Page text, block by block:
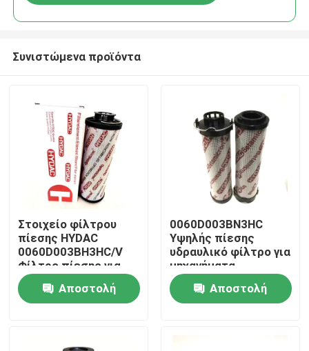
Συνιστώμενα προϊόντα
Στοιχείο φίλτρου
πίεσης HYDAC
0060D003BH3HC/V
Φίλτρο πίεσης για
υδραυλικό σταθμό
Αποστολή
0060D003BN3HC
Υψηλής πίεσης
υδραυλικό φίλτρο για
μηχανήματα
κατασκευής
Αποστολή